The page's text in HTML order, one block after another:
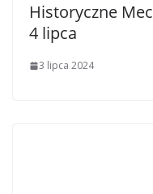
Historyczne
4 lipca
3 lipca 2024